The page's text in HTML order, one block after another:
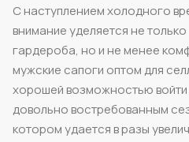
С наступлением холодного
внимание уделяется не
гардероба, но и не менее
мужские сапоги оптом для
хорошей возможностью
довольно востребованным
котором удается в разы